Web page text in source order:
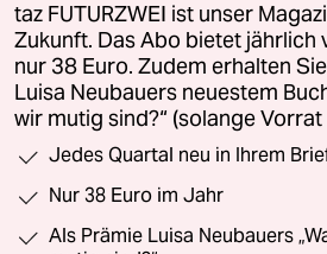
taz FUTURZWEI ist unser
Zukunft. Das Abo bietet jährlich
nur 38 Euro. Zudem erhalten
Luisa Neubauers neuestem
wir mutig sind?“ (solange Vorrat
Jedes Quartal neu in Ihrem
Nur 38 Euro im Jahr
Als Prämie Luisa Neubauers